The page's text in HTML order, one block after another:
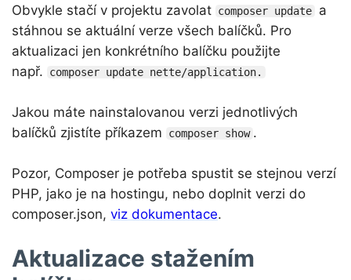
Obvykle stačí v projektu zavolat composer update
a
stáhnou se aktuální verze všech balíčků. Pro
aktualizaci jen konkrétního balíčku použijte
např.
composer update nette/application.
Jakou máte nainstalovanou verzi jednotlivých
balíčků zjistíte příkazem
composer show .
Pozor, Composer je potřeba spustit se stejnou verzí
PHP, jako je na hostingu, nebo doplnit verzi do
composer.json, viz dokumentace.
Aktualizace stažením